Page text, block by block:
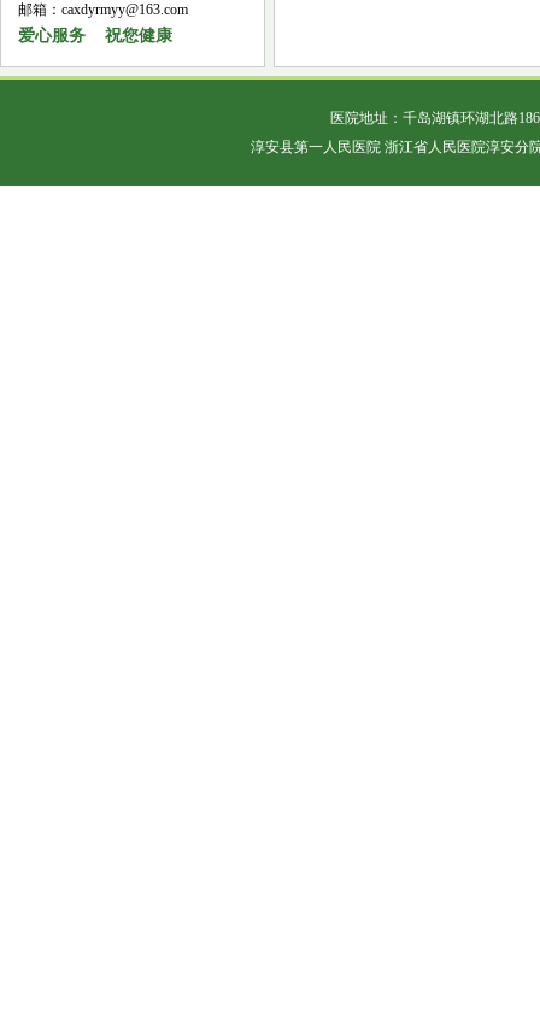
邮箱：caxdyrmyy@163.com
爱心服务 祝您健康
医院地址：千岛湖镇环湖北路
淳安县第一人民医院 浙江省人民医院淳安分